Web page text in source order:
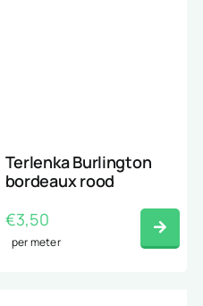
Terlenka Burlington
bordeaux rood
€3,50
per meter